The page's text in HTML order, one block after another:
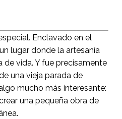
Enclavado en el
lugar donde la artesanía
vida. Y fue precisamente
una vieja parada de
mucho más interesante:
una pequeña obra de